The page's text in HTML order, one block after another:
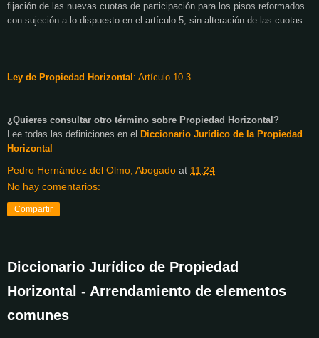
fijación de las nuevas cuotas de participación para los pisos reformados
con sujeción a lo dispuesto en el artículo 5, sin alteración de las cuotas.
Ley de Propiedad Horizontal : Artículo 10.3
¿Quieres consultar otro término sobre Propiedad Horizontal?
Lee todas las definiciones en el Diccionario Jurídico de la Propiedad
Horizontal
Pedro Hernández del Olmo, Abogado at 11:24
No hay comentarios:
Compartir
Diccionario Jurídico de Propiedad
Horizontal - Arrendamiento de elementos
comunes